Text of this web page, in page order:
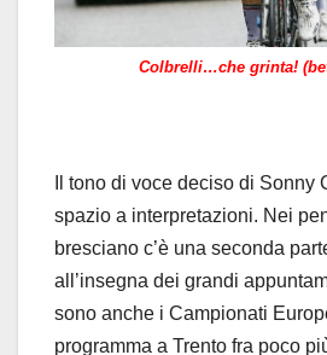
Colbrelli…che grinta!
Il tono di voce deciso di Sonny
spazio a interpretazioni. Nei
bresciano c’è una seconda
all’insegna dei grandi
sono anche i Campionati
programma a Trento fra poco